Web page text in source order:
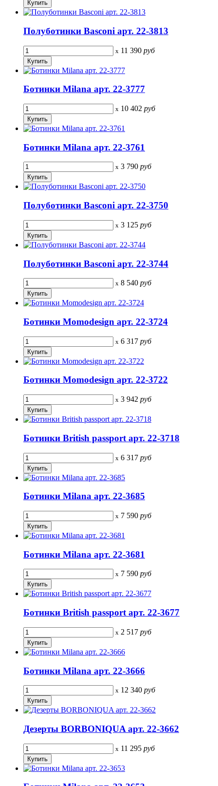
Полуботинки Basconi арт. 22-3813
x 11 390 руб
Ботинки Milana арт. 22-3777
x 10 402 руб
Ботинки Milana арт. 22-3761
x 3 790 руб
Полуботинки Basconi арт. 22-3750
x 3 125 руб
Полуботинки Basconi арт. 22-3744
x 8 540 руб
Ботинки Momodesign арт. 22-3724
x 6 317 руб
Ботинки Momodesign арт. 22-3722
x 3 942 руб
Ботинки British passport арт. 22-3718
x 6 317 руб
Ботинки Milana арт. 22-3685
x 7 590 руб
Ботинки Milana арт. 22-3681
x 7 590 руб
Ботинки British passport арт. 22-3677
x 2 517 руб
Ботинки Milana арт. 22-3666
x 12 340 руб
Дезерты BORBONIQUA арт. 22-3662
x 11 295 руб